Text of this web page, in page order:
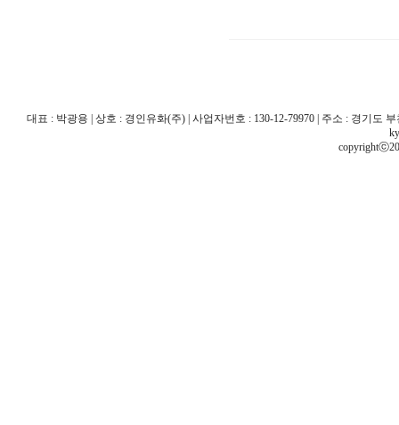
대표 : 박광용 | 상호 : 경인유화(주) | 사업자번호 : 130-12-79970 | 주소 : 경기도